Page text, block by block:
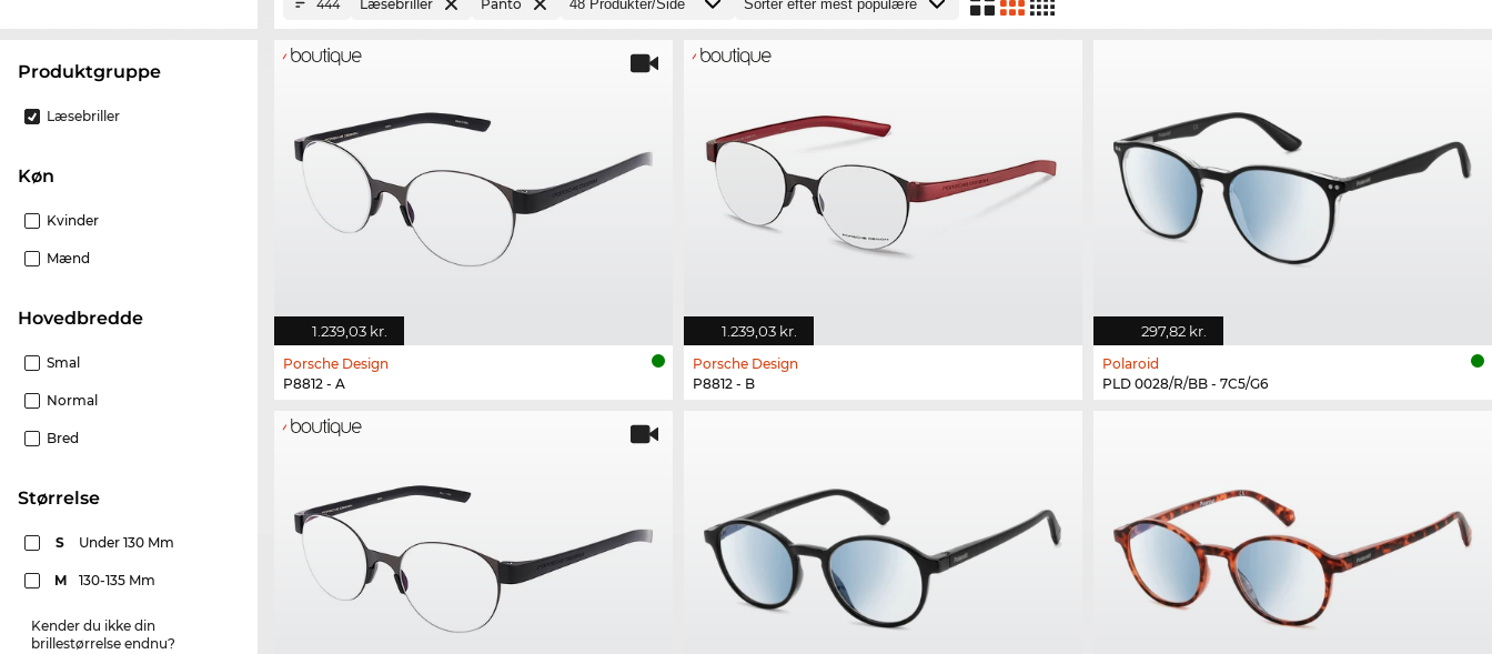
Produktgruppe
Læsebriller
Køn
Kvinder
Mænd
Hovedbredde
Smal
Normal
Bred
Størrelse
S Under 130 Mm
M 130-135 Mm
Kender du ikke din
brillestørrelse endnu?
444 Læsebriller Panto
1.239,03 kr.
Porsche Design
P8812 - A
1.239,03 kr.
Porsche Design
P8812 - B
297,82 kr.
Polaroid
PLD 0028/R/BB - 7C5/G6